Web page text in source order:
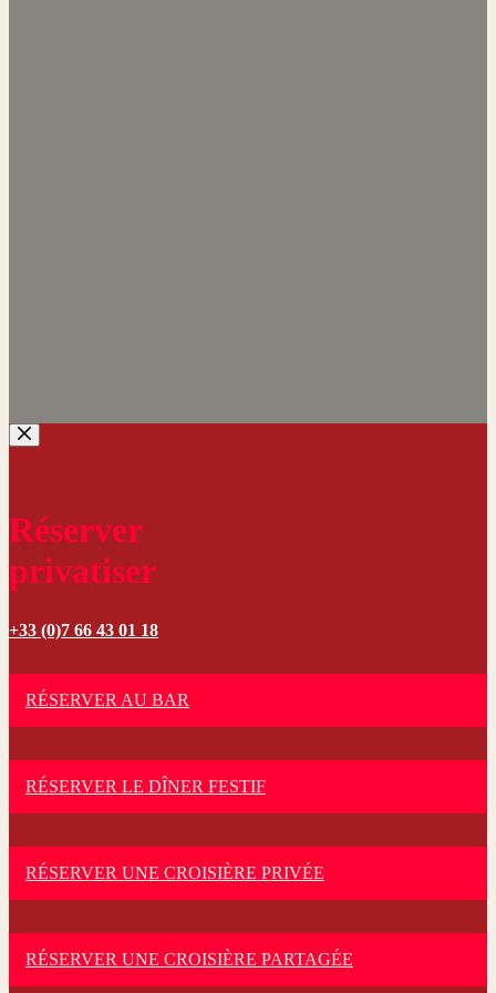
Réserver
privatiser
+33 (0)7 66 43 01 18
RÉSERVER AU BAR
RÉSERVER LE DÎNER FESTIF
RÉSERVER UNE CROISIÈRE PRIVÉE
RÉSERVER UNE CROISIÈRE PARTAGÉE